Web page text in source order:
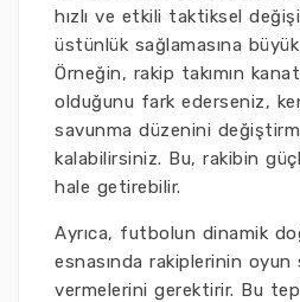
hızlı ve etkili taktiksel
üstünlük sağlamasına
Örneğin, rakip takımın
olduğunu fark ederseniz,
savunma düzenini
kalabilirsiniz. Bu, rakibin
hale getirebilir.
Ayrıca, futbolun dinamik
esnasında rakiplerinin
vermelerini gerektirir. Bu